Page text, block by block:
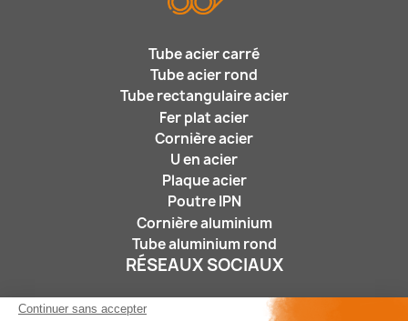
Continuer sans accepter
Tube acier carré
Tube acier rond
Tube rectangulaire acier
Fer plat acier
Cornière acier
U en acier
Plaque acier
Poutre IPN
Cornière aluminium
Tube aluminium rond
RÉSEAUX SOCIAUX